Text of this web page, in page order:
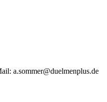
a.sommer@duelmenplus.de